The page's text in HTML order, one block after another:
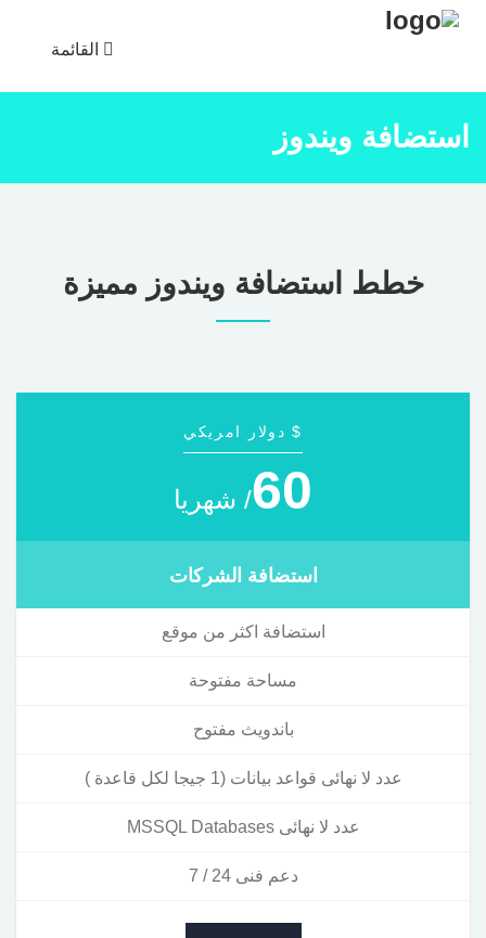
القائمة
استضافة ويندوز
خطط استضافة ويندوز مميزة
$ دولار امريكي
60/ شهريا
استضافة الشركات
استضافة اكثر من موقع
مساحة مفتوحة
باندويث مفتوح
عدد لا نهائى قواعد بيانات (1 جيجا لكل قاعدة )
عدد لا نهائى MSSQL Databases
دعم فنى 24 / 7